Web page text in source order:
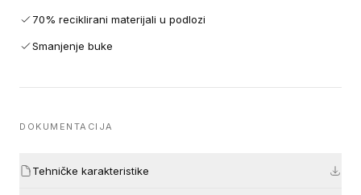
70% reciklirani materijali u podlozi
Smanjenje buke
DOKUMENTACIJA
Tehničke karakteristike